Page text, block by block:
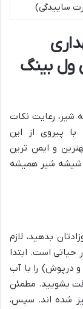
ساییدگی)
بینگ
شیر، رعایت نکات
پیروی از این
و ایمن ترین
و شیشه شیر همیشه
بدهید، لازم
حیاتی است. ابتدا
درپوش) را با آب
بشویید. مطمئن
شده اند. سپس،